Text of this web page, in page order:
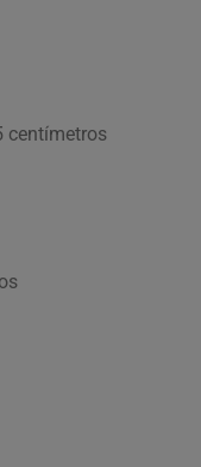
centímetros